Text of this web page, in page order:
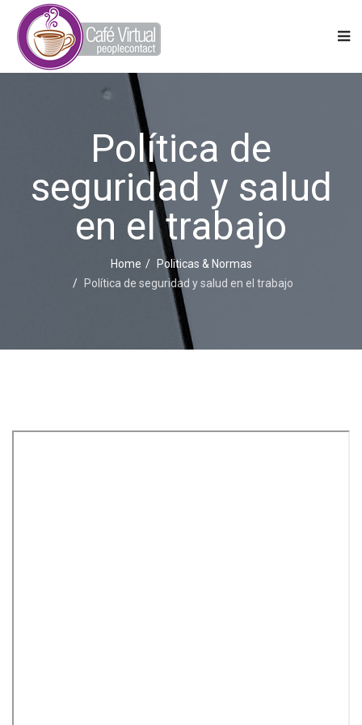
Política de
seguridad y salud
en el trabajo
Home
Politicas & Normas
Política de seguridad y salud en el trabajo